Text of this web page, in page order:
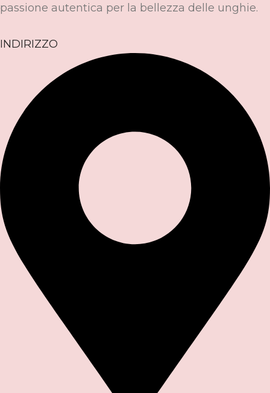
passione autentica per la bellezza delle unghie.
INDIRIZZO